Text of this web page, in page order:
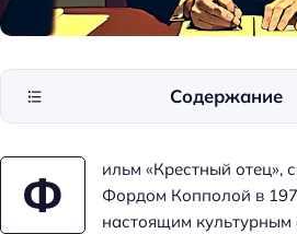
Ф
ильм «Крестный отец»,
Фордом Копполой в
настоящим
Содержание